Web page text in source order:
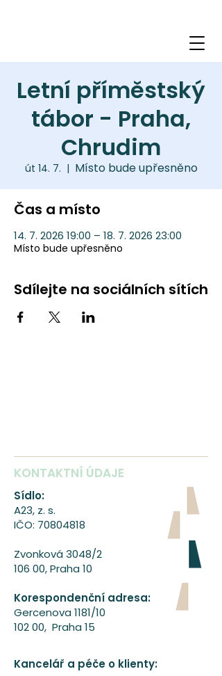
Letní příměstský
tábor - Praha,
Chrudim
út 14. 7.
  |
Místo bude upřesněno
Čas a místo
14. 7. 2026 19:00 – 18. 7. 2026 23:00
Místo bude upřesněno
Sdílejte na sociálních sítích
KONTAKTNÍ ÚDAJE
Sídlo:
A23, z. s.
IČO: 70804818
Zvonková 3048/2
106 00, Praha 10
Korespondenční adresa:
Gercenova 1181/10
102 00, Praha 15
Kancelář a péče o klienty: